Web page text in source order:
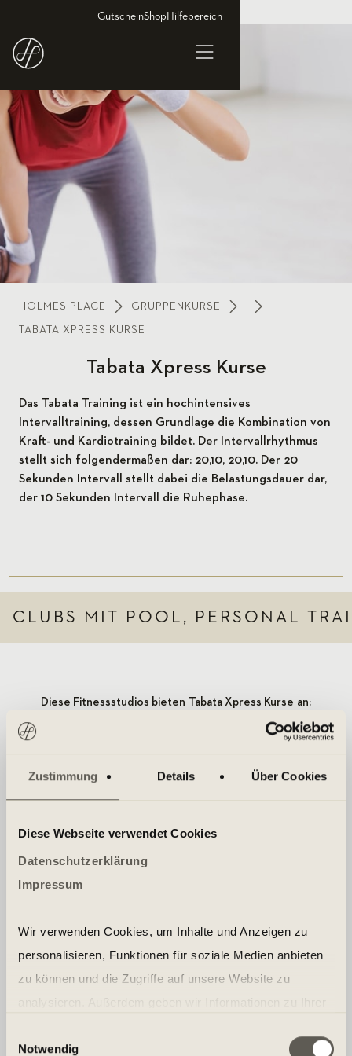
Zustimmung Details Über Cookies
Diese Webseite verwendet Cookies
Datenschutzerklärung
Impressum
Wir verwenden Cookies, um Inhalte und Anzeigen zu
personalisieren, Funktionen für soziale Medien anbieten
zu können und die Zugriffe auf unsere Website zu
soziale Medien, Werbung und Analysen weiter. Unsere
Notwendig
GutscheinShop Hilfebereich
HOLMES PLACE GRUPPENKURSE
TABATA XPRESS KURSE
Tabata Xpress Kurse
Das Tabata Training ist ein hochintensives
Intervalltraining, dessen Grundlage die Kombination von
Kraft- und Kardiotraining bildet. Der Intervallrhythmus
stellt sich folgendermaßen dar: 20,10, 20,10. Der 20
Sekunden Intervall stellt dabei die Belastungsdauer dar,
der 10 Sekunden Intervall die Ruhephase.
CLUBS MIT POOL, PERSONAL
Diese Fitnessstudios bieten Tabata Xpress Kurse an:
GRUPPENKURSE BEI HOLMES PLACE
Weitere Kurse aus dieser